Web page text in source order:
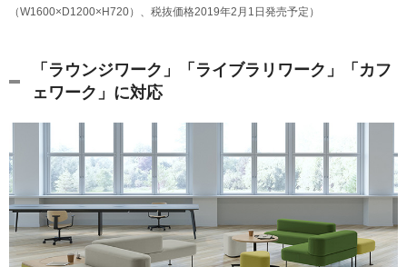
（W1600×D1200×H720）、税抜価格2019年2月1日発売予定）
「ラウンジワーク」「ライブラリワーク」「カフ
ェワーク」に対応